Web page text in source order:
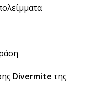
Divermite της